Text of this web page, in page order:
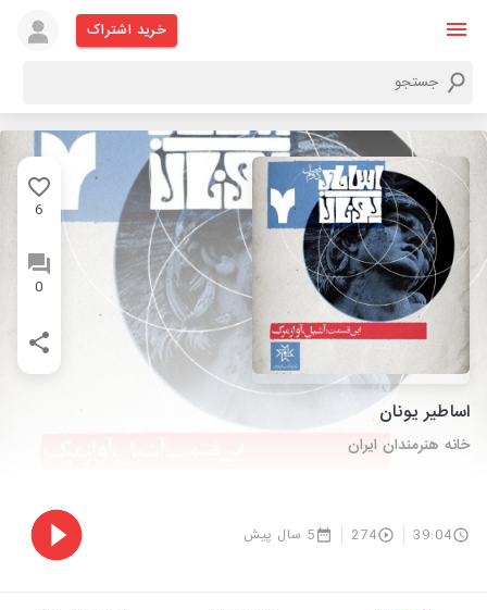
خرید اشتراک
6
0
اساطير يونان
خانه هنرمندان ایران
39:04
274 5 سال پیش